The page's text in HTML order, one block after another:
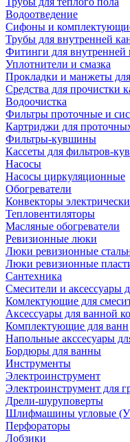
Водоотведение
Сифоны и
Трубы для внутренней
Фитинги для внутренней
Уплотнители и смазка
Прокладки и манжеты
Средства для прочистки
Водоочистка
Фильтры проточные и
Картриджи для
Фильтры-кувшины
Кассеты для фильтров-
Насосы
Насосы циркуляционные
Обогреватели
Конвекторы
Тепловентиляторы
Масляные обогреватели
Ревизионные люки
Люки ревизионные
Люки ревизионные
Сантехника
Смесители и аксессуары
Комлектующие для
Аксессуары для ванной
Комплектующие для ванн
Напольные акссесуары
Бордюры для ванны
Инструменты
Электроинструмент
Электроинструмент для
Дрели-шуруповерты
Шлифмашины угловые
Перфораторы
Лобзики